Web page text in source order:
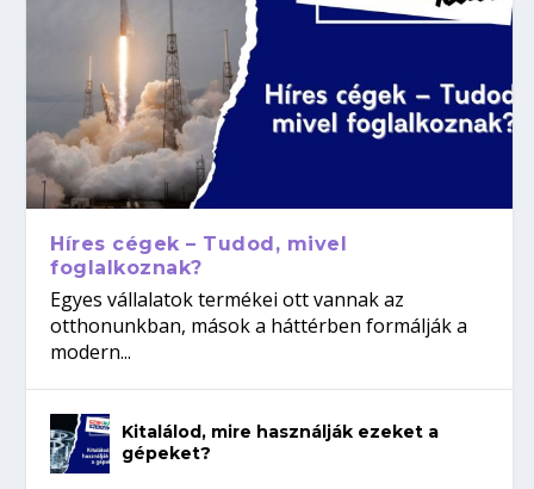
Híres cégek – Tudod, mivel
foglalkoznak?
Egyes vállalatok termékei ott vannak az
otthonunkban, mások a háttérben formálják a
modern...
Kitalálod, mire használják ezeket a
gépeket?